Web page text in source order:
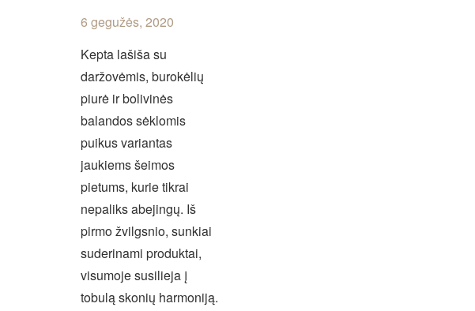
6 gegužės, 2020
Kepta lašiša su
daržovėmis, burokėlių
piurė ir bolivinės
balandos sėklomis
puikus variantas
jaukiems šeimos
pietums, kurie tikrai
nepaliks abejingų. Iš
pirmo žvilgsnio, sunkiai
suderinami produktai,
visumoje susilieja į
tobulą skonių harmoniją.